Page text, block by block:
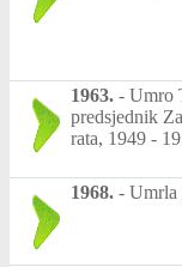
1963. - Umro
predsjednik
rata, 1949 -
1968. - Umrla